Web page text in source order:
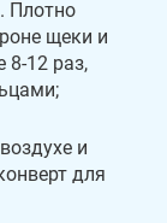
Плотно
щеки и
8-12 раз,
и
для